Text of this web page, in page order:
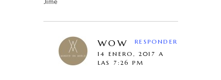
WOW
14 ENERO, 2017 A
LAS 7:26 PM
RESPONDER